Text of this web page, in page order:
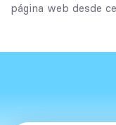
página web desde